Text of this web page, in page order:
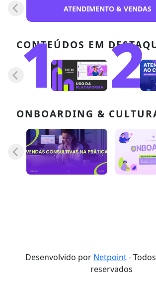
ATENDIMENTO & VENDAS
CONTEÚDOS EM
1 2
ONBOARDING &
Desenvolvido por Netpoint-
reservados